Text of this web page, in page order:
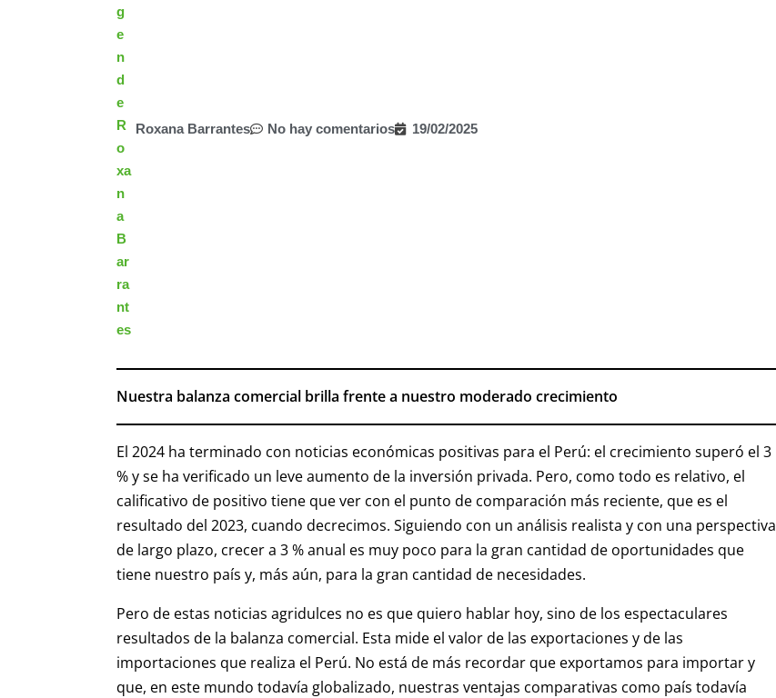
Roxana Barrantes No hay comentarios 19/02/2025
Nuestra balanza comercial brilla frente a nuestro moderado crecimiento
El 2024 ha terminado con noticias económicas positivas para el Perú: el crecimiento superó el 3
% y se ha verificado un leve aumento de la inversión privada. Pero, como todo es relativo, el
calificativo de positivo tiene que ver con el punto de comparación más reciente, que es el
resultado del 2023, cuando decrecimos. Siguiendo con un análisis realista y con una perspectiva
de largo plazo, crecer a 3 % anual es muy poco para la gran cantidad de oportunidades que
tiene nuestro país y, más aún, para la gran cantidad de necesidades.
Pero de estas noticias agridulces no es que quiero hablar hoy, sino de los espectaculares
resultados de la balanza comercial. Esta mide el valor de las exportaciones y de las
importaciones que realiza el Perú. No está de más recordar que exportamos para importar y
que, en este mundo todavía globalizado, nuestras ventajas comparativas como país todavía